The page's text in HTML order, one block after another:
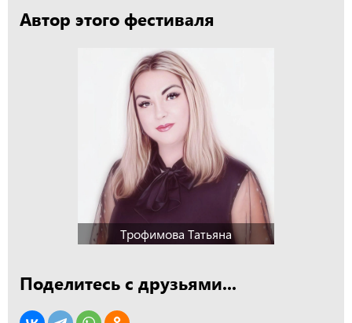
Автор этого фестиваля
Трофимова Татьяна
Поделитесь с друзьями...